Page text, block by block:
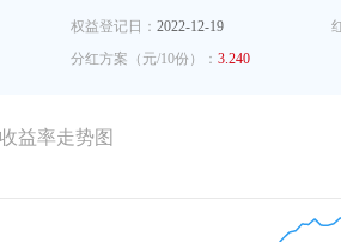
权益登记日：2022-12-19
分红方案（元/10份）：3.240
收益率走势图